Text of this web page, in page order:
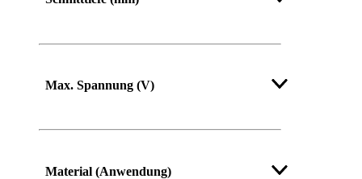
Max. Spannung (V)
Material (Anwendung)